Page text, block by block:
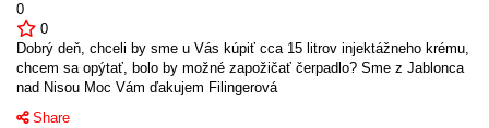
0
0
Dobrý deň, chceli by sme u Vás kúpiť cca 15 litrov injektážneho krému,
chcem sa opýtať, bolo by možné zapožičať čerpadlo? Sme z Jablonca
nad Nisou Moc Vám ďakujem Filingerová
Share